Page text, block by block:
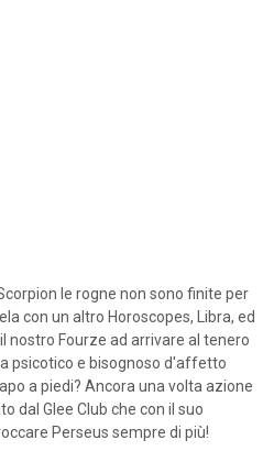
le rogne non sono finite per
con un altro Horoscopes, Libra, ed
nostro Fourze ad arrivare al tenero
psicotico e bisognoso d'affetto
a piedi? Ancora una volta azione
dal Glee Club che con il suo
Perseus sempre di più!